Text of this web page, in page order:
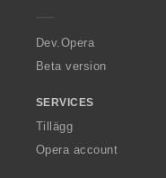
a
Dev.Opera
Beta version
SERVICES
Tillägg
Opera account